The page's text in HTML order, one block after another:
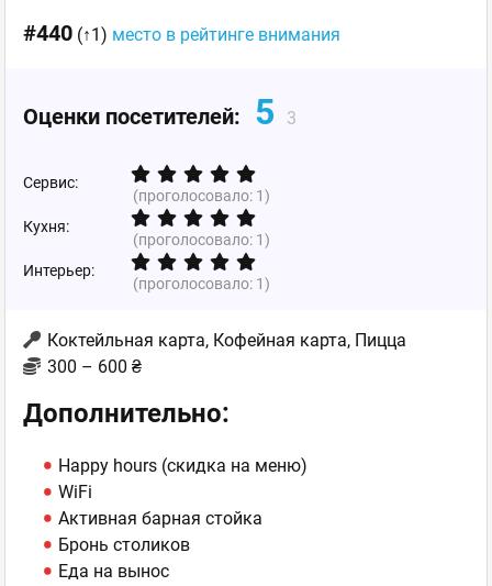
#440 (↑1) место в рейтинге внимания
Оценки посетителей: 5 3
Сервис:
(проголосовало: 1)
Кухня:
(проголосовало: 1)
Интерьер:
(проголосовало: 1)
Коктейльная карта, Кофейная карта, Пицца
300 – 600 ₴
Дополнительно:
Happy hours (скидка на меню)
WiFi
Активная барная стойка
Бронь столиков
Еда на вынос